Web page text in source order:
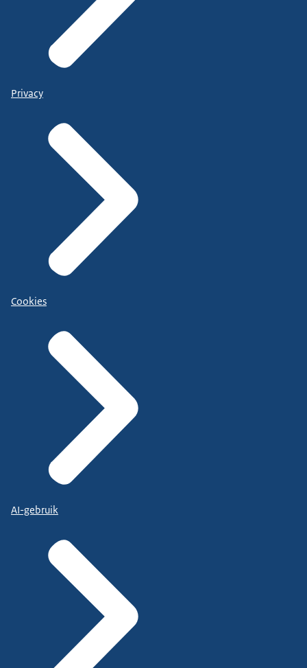
Privacy
Cookies
AI-gebruik